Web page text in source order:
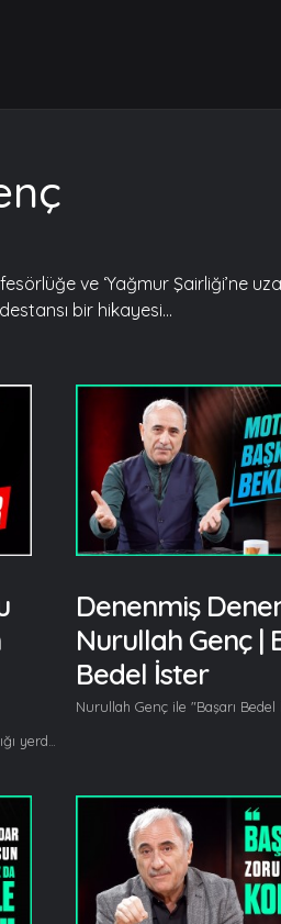
ve ‘Yağmur Şairliği’ne
bir hikayesi...
Denenmiş
Nurullah Genç |
Bedel İster